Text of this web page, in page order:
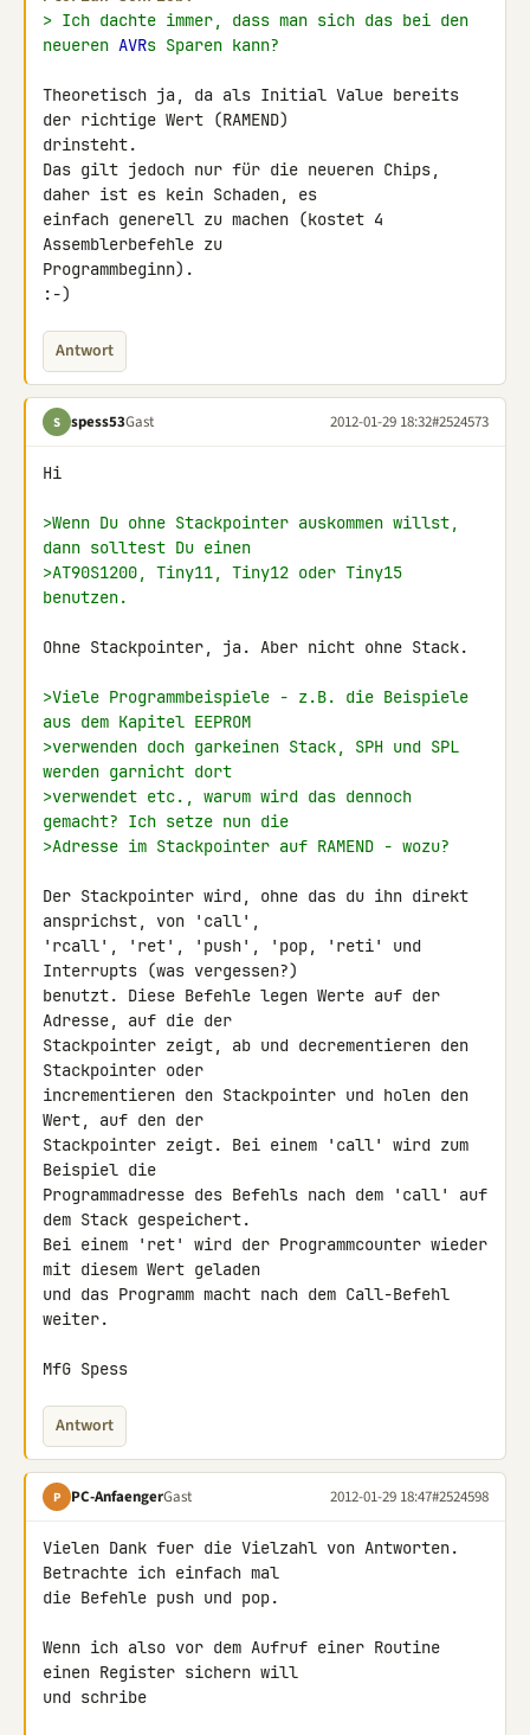
> Ich dachte immer, dass man sich das bei den
neueren AVRs Sparen kann?
Theoretisch ja, da als Initial Value bereits
der richtige Wert (RAMEND)
drinsteht.
Das gilt jedoch nur für die neueren Chips,
daher ist es kein Schaden, es
einfach generell zu machen (kostet 4
Assemblerbefehle zu
Programmbeginn).
:-)
Antwort
S spess53Gast 2012-01-29 18:32#2524573
Hi
>Wenn Du ohne Stackpointer auskommen willst,
dann solltest Du einen
>AT90S1200, Tiny11, Tiny12 oder Tiny15
benutzen.
Ohne Stackpointer, ja. Aber nicht ohne Stack.
>Viele Programmbeispiele - z.B. die Beispiele
aus dem Kapitel EEPROM
>verwenden doch garkeinen Stack, SPH und SPL
werden garnicht dort
>verwendet etc., warum wird das dennoch
gemacht? Ich setze nun die
>Adresse im Stackpointer auf RAMEND - wozu?
Der Stackpointer wird, ohne das du ihn direkt
ansprichst, von 'call',
'rcall', 'ret', 'push', 'pop, 'reti' und
Interrupts (was vergessen?)
benutzt. Diese Befehle legen Werte auf der
Adresse, auf die der
Stackpointer zeigt, ab und decrementieren den
Stackpointer oder
incrementieren den Stackpointer und holen den
Wert, auf den der
Stackpointer zeigt. Bei einem 'call' wird zum
Beispiel die
Programmadresse des Befehls nach dem 'call' auf
dem Stack gespeichert.
Bei einem 'ret' wird der Programmcounter wieder
mit diesem Wert geladen
und das Programm macht nach dem Call-Befehl
weiter.
MfG Spess
Antwort
P PC-AnfaengerGast 2012-01-29 18:47#2524598
Vielen Dank fuer die Vielzahl von Antworten.
Betrachte ich einfach mal
die Befehle push und pop.
Wenn ich also vor dem Aufruf einer Routine
einen Register sichern will
und schribe